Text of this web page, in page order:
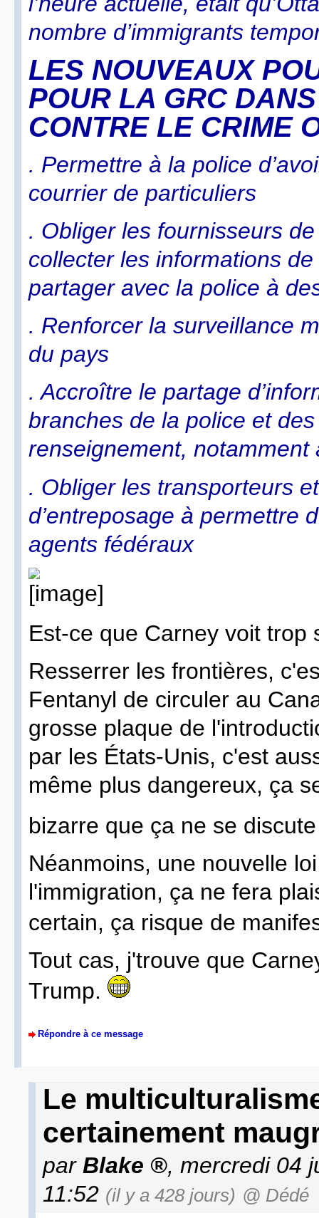
nombre d’immigrants
LES NOUVEAUX
POUR LA GRC
CONTRE LE CRIME
. Permettre à la police
courrier de particuliers
. Obliger les fournisseurs
collecter les informations
partager avec la police à
. Renforcer la surveillance
du pays
. Accroître le partage
branches de la police et
renseignement,
. Obliger les transporteurs
d’entreposage à permettre
agents fédéraux
Est-ce que Carney voit
Resserrer les frontières,
Fentanyl de circuler au
grosse plaque de
par les États-Unis, c'est
même plus dangereux, ça
bizarre que ça ne se
Néanmoins, une nouvelle
l'immigration, ça ne fera
certain, ça risque de
Tout cas, j'trouve que
Trump.
Répondre à ce message
Le
certainement
par Blake
, mercredi 04
11:52 (il y a 428 jours) @ Dédé